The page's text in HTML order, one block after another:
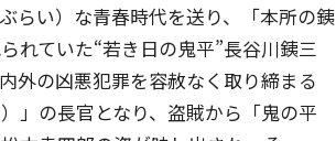
らい）な青春時代を送り、「本所の銕
れていた“若き日の鬼平”長谷川銕三
外の凶悪犯罪を容赦なく取り締まる
」の長官となり、盗賊から「鬼の平